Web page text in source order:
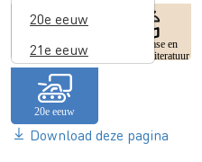
20e eeuw
21e eeuw
Image
Poëzie
Image
Surinaamse en
Caribische literatuur
Download deze pagina